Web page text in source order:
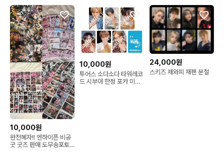
10,000원
완전혜자!! 엔하이픈 비공
굿 굿즈 판매 도무송포토
10,000원
투어스 소다소다 타워레코
드 시부야 한정 포카 미공
24,000원
스키즈 제와피 재팬 분철